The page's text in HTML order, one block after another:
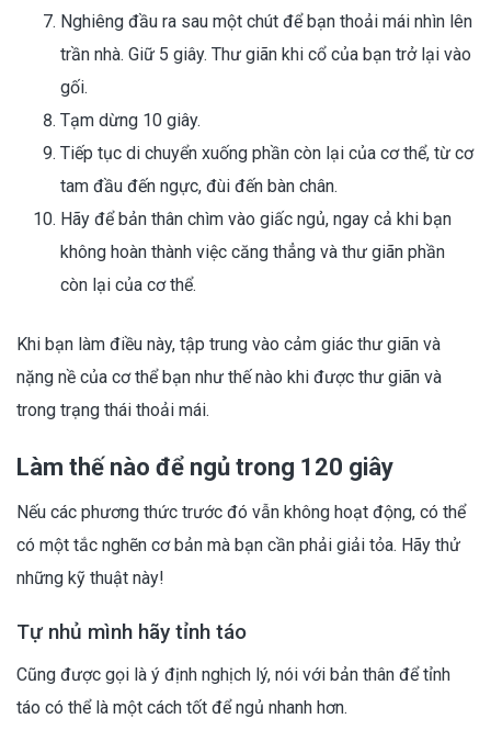
Nghiêng đầu ra sau một chút để bạn thoải mái nhìn lên
trần nhà. Giữ 5 giây. Thư giãn khi cổ của bạn trở lại vào
gối.
Tạm dừng 10 giây.
Tiếp tục di chuyển xuống phần còn lại của cơ thể, từ cơ
tam đầu đến ngực, đùi đến bàn chân.
Hãy để bản thân chìm vào giấc ngủ, ngay cả khi bạn
không hoàn thành việc căng thẳng và thư giãn phần
còn lại của cơ thể.
Khi bạn làm điều này, tập trung vào cảm giác thư giãn và
nặng nề của cơ thể bạn như thế nào khi được thư giãn và
trong trạng thái thoải mái.
Làm thế nào để ngủ trong 120 giây
Nếu các phương thức trước đó vẫn không hoạt động, có thể
có một tắc nghẽn cơ bản mà bạn cần phải giải tỏa. Hãy thử
những kỹ thuật này!
Tự nhủ mình hãy tỉnh táo
Cũng được gọi là ý định nghịch lý, nói với bản thân để tỉnh
táo có thể là một cách tốt để ngủ nhanh hơn.